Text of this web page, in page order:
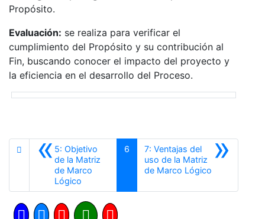
Propósito.
Evaluación: se realiza para verificar el
cumplimiento del Propósito y su contribución al
Fin, buscando conocer el impacto del proyecto y
la eficiencia en el desarrollo del Proceso.
«5: Objetivo
de la Matriz
de Marco
Lógico
6 »
7: Ventajas del
uso de la Matriz
de Marco LógicoSiguiente